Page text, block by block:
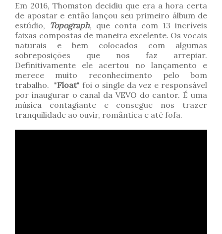
Em 2016, Thomston decidiu que era a hora certa
de apostar e então lançou seu primeiro álbum de
estúdio, Topograph, que conta com 13 incríveis
faixas compostas de maneira excelente. Os vocais
naturais e bem colocados com algumas
sobreposições que nos faz arrepiar.
Definitivamente ele acertou no lançamento e
merece muito reconhecimento pelo bom
trabalho. "Float" foi o single da vez e responsável
por inaugurar o canal da VEVO do cantor. É uma
música contagiante e consegue nos trazer
tranquilidade ao ouvir, romântica e até fofa.